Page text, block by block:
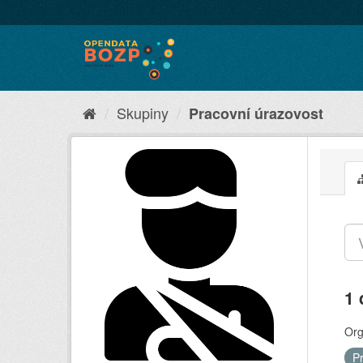
Skupiny Pracovní úrazovost
1